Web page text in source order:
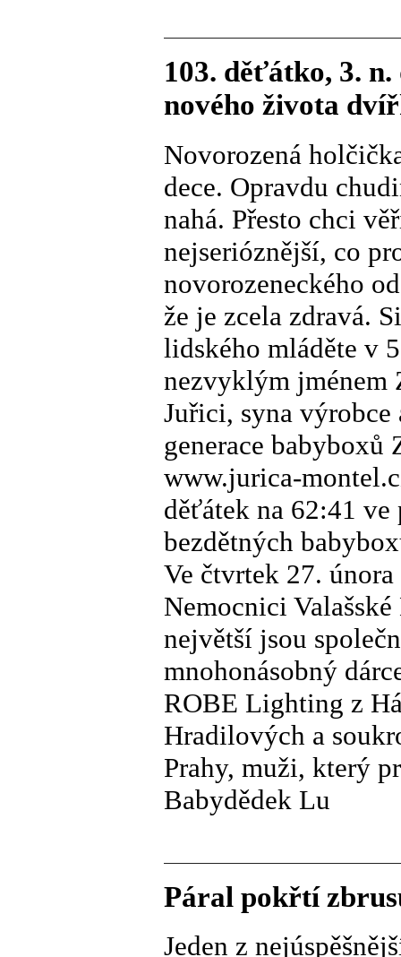
103. děťátko, 3.
nového života
Novorozená
dece. Opravdu
nahá. Přesto chci
nejserióznější, co
novorozeneckého
že je zcela zdravá.
lidského mláděte v
nezvyklým jménem
Juřici, syna výrobce
generace babyboxů
www.jurica-
děťátek na 62:41
bezdětných
Ve čtvrtek 27.
Nemocnici
největší jsou
mnohonásobný
ROBE Lighting z
Hradilových a
Prahy, muži, který
Babydědek Lu
Páral pokřtí
Jeden z